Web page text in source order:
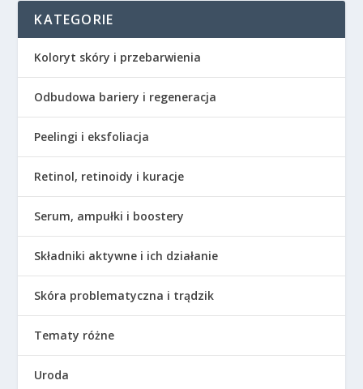
KATEGORIE
Koloryt skóry i przebarwienia
Odbudowa bariery i regeneracja
Peelingi i eksfoliacja
Retinol, retinoidy i kuracje
Serum, ampułki i boostery
Składniki aktywne i ich działanie
Skóra problematyczna i trądzik
Tematy różne
Uroda